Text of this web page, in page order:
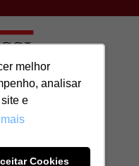
melhor
analisar
e
Cookies
melhor
analisar
e
Cookies
IMÓVEIS LTDA | CNPJ:
J-04970/1